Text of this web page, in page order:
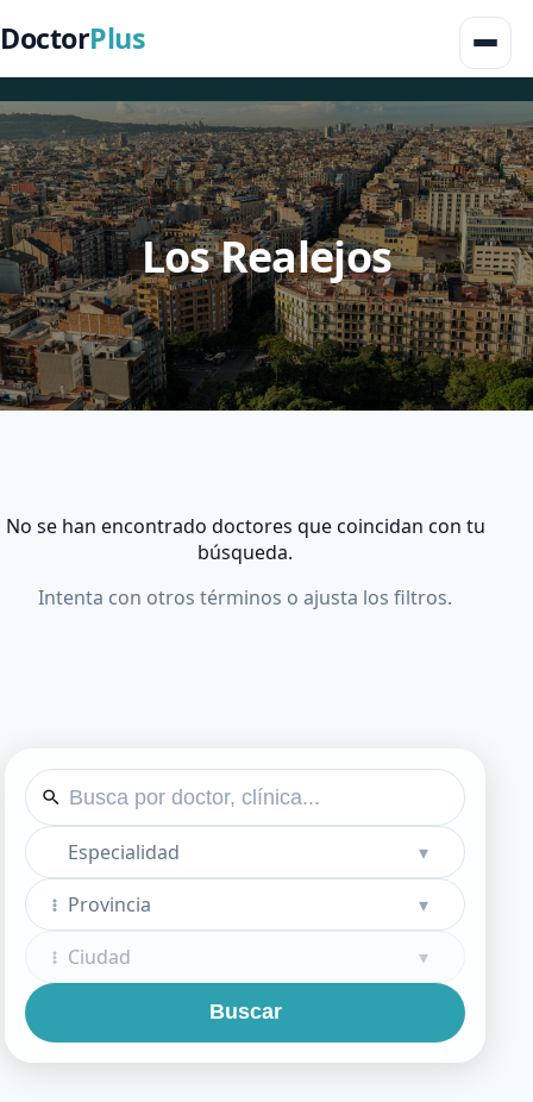
DoctorPlus
Los Realejos
No se han encontrado doctores que coincidan con tu
búsqueda.
Intenta con otros términos o ajusta los filtros.
Especialidad
▾
Provincia
▾
Ciudad
▾
Buscar